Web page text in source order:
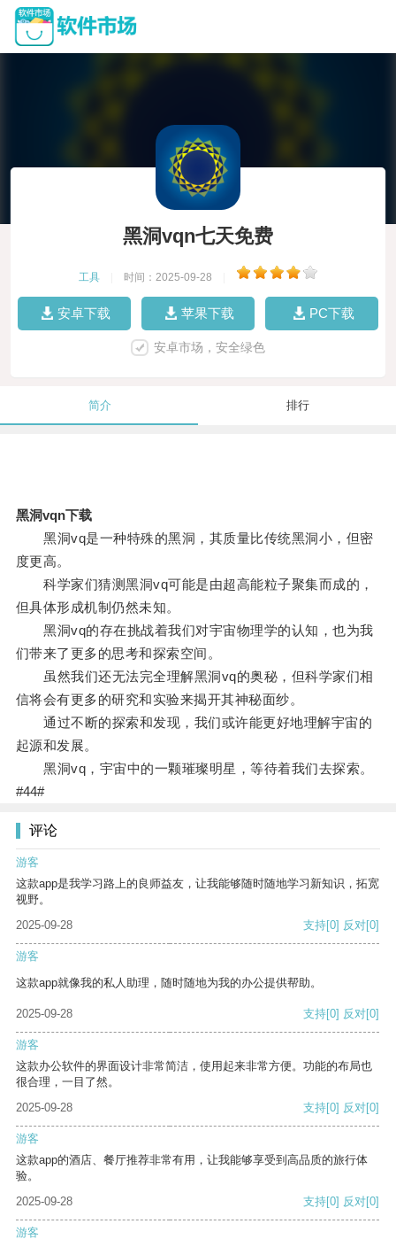
黑洞vqn七天免费
工具 时间：2025-09-28
安卓下载 苹果下载 PC下载
安卓市场，安全绿色
简介 排行
黑洞vqn下载
黑洞vq是一种特殊的黑洞，其质量比传统黑洞小，但密
度更高。
科学家们猜测黑洞vq可能是由超高能粒子聚集而成的，
但具体形成机制仍然未知。
黑洞vq的存在挑战着我们对宇宙物理学的认知，也为我
们带来了更多的思考和探索空间。
虽然我们还无法完全理解黑洞vq的奥秘，但科学家们相
信将会有更多的研究和实验来揭开其神秘面纱。
通过不断的探索和发现，我们或许能更好地理解宇宙的
起源和发展。
黑洞vq，宇宙中的一颗璀璨明星，等待着我们去探索。
#44#
评论
游客
这款app是我学习路上的良师益友，让我能够随时随地学习新知识，拓宽
视野。
2025-09-28
支持[0] 反对[0]
游客
这款app就像我的私人助理，随时随地为我的办公提供帮助。
2025-09-28 支持[0] 反对[0]
游客
这款办公软件的界面设计非常简洁，使用起来非常方便。功能的布局也
很合理，一目了然。
2025-09-28
支持[0] 反对[0]
游客
这款app的酒店、餐厅推荐非常有用，让我能够享受到高品质的旅行体
验。
2025-09-28
支持[0] 反对[0]
游客